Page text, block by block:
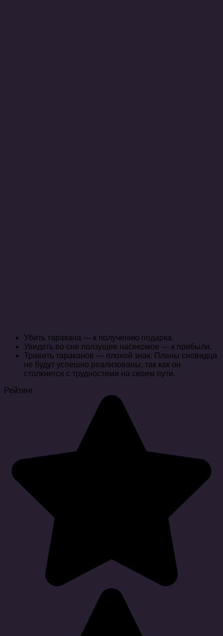
Убить таракана — к получению подарка.
Увидеть во сне ползущее насекомое — к прибыли.
Травить тараканов — плохой знак. Планы сновидца
не будут успешно реализованы, так как он
столкнется с трудностями на своем пути.
Рейтинг